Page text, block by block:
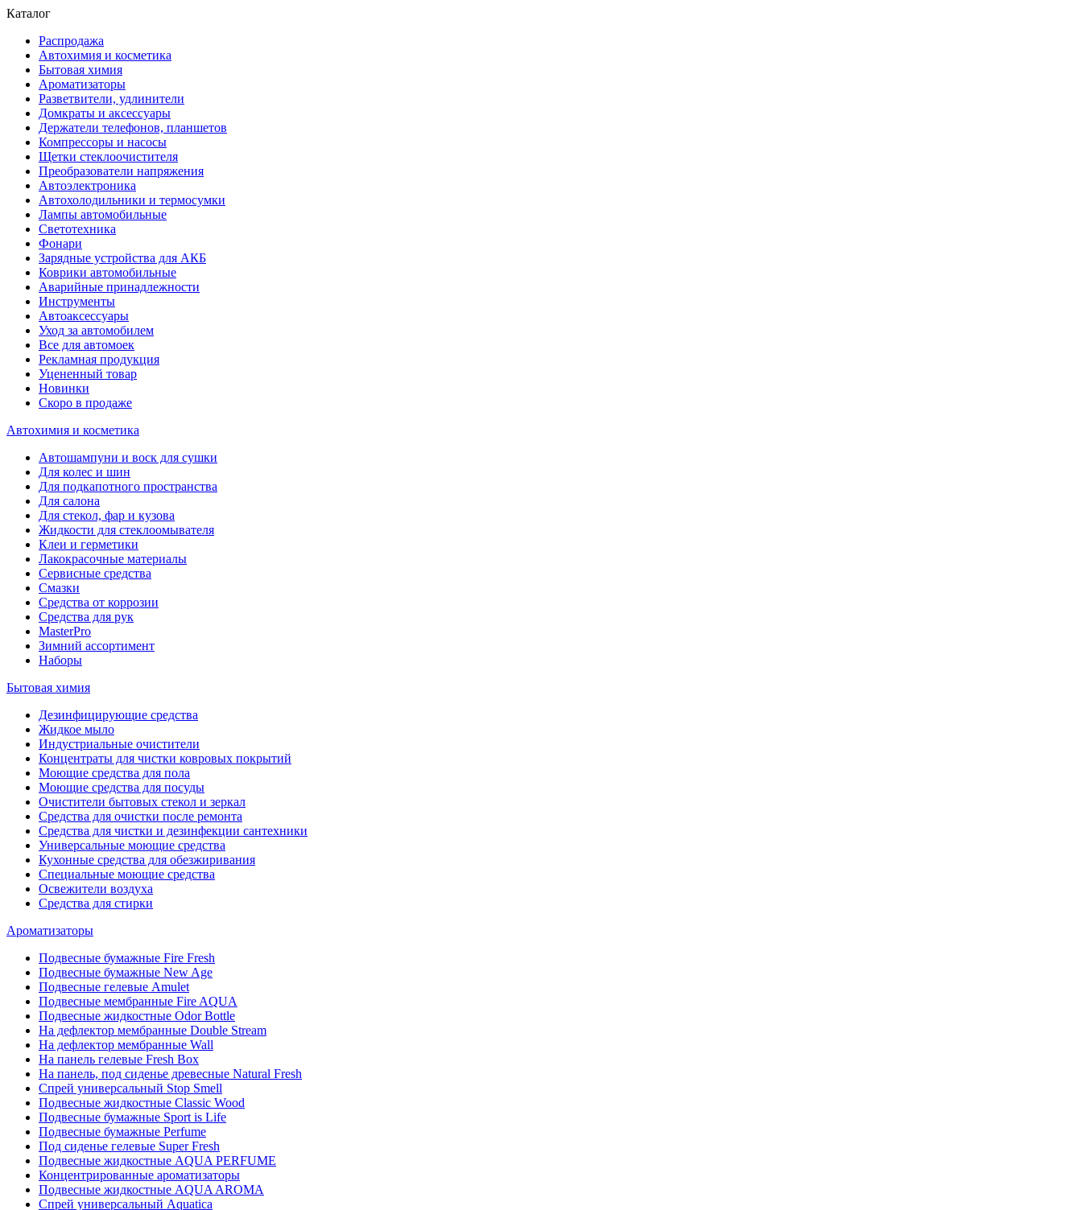
Каталог
Распродажа
Автохимия и косметика
Бытовая химия
Ароматизаторы
Разветвители, удлинители
Домкраты и аксессуары
Держатели телефонов, планшетов
Компрессоры и насосы
Щетки стеклоочистителя
Преобразователи напряжения
Автоэлектроника
Автохолодильники и термосумки
Лампы автомобильные
Светотехника
Фонари
Зарядные устройства для АКБ
Коврики автомобильные
Аварийные принадлежности
Инструменты
Автоаксессуары
Уход за автомобилем
Все для автомоек
Рекламная продукция
Уцененный товар
Новинки
Скоро в продаже
Автохимия и косметика
Автошампуни и воск для сушки
Для колес и шин
Для подкапотного пространства
Для салона
Для стекол, фар и кузова
Жидкости для стеклоомывателя
Клеи и герметики
Лакокрасочные материалы
Сервисные средства
Смазки
Средства от коррозии
Средства для рук
MasterPro
Зимний ассортимент
Наборы
Бытовая химия
Дезинфицирующие средства
Жидкое мыло
Индустриальные очистители
Концентраты для чистки ковровых покрытий
Моющие средства для пола
Моющие средства для посуды
Очистители бытовых стекол и зеркал
Средства для очистки после ремонта
Средства для чистки и дезинфекции сантехники
Универсальные моющие средства
Кухонные средства для обезжиривания
Специальные моющие средства
Освежители воздуха
Средства для стирки
Ароматизаторы
Подвесные бумажные Fire Fresh
Подвесные бумажные New Age
Подвесные гелевые Amulet
Подвесные мембранные Fire AQUA
Подвесные жидкостные Odor Bottle
На дефлектор мембранные Double Stream
На дефлектор мембранные Wall
На панель гелевые Fresh Box
На панель, под сиденье древесные Natural Fresh
Спрей универсальный Stop Smell
Подвесные жидкостные Classic Wood
Подвесные бумажные Sport is Life
Подвесные бумажные Perfume
Под сиденье гелевые Super Fresh
Подвесные жидкостные AQUA PERFUME
Концентрированные ароматизаторы
Подвесные жидкостные AQUA AROMA
Спрей универсальный Aquatica